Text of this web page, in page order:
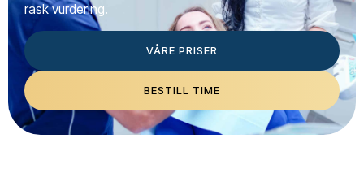
rask vurdering.
VÅRE PRISER
BESTILL TIME